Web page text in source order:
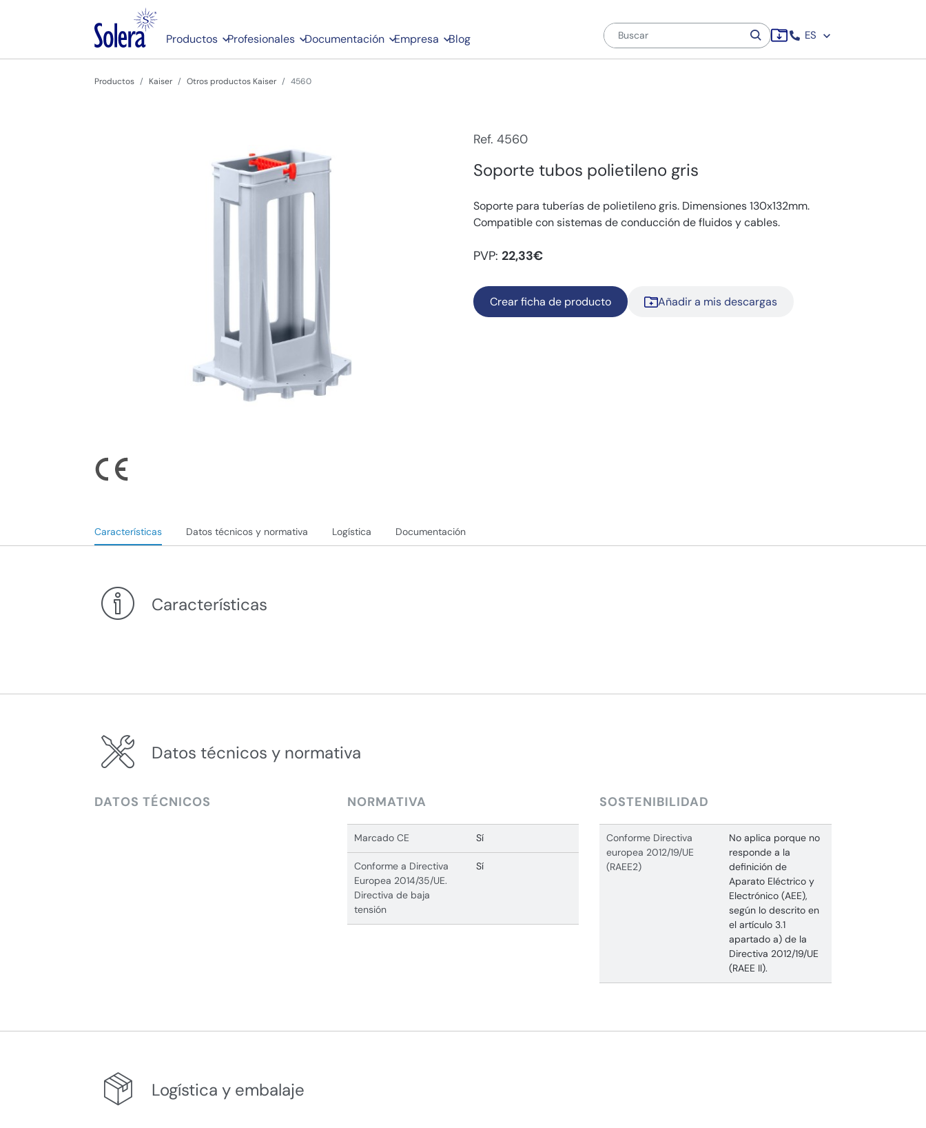
Productos Profesionales Documentación Empresa Blog ES
Productos Kaiser Otros productos Kaiser 4560
Ref. 4560
Soporte tubos polietileno gris
Soporte para tuberías de polietileno gris. Dimensiones 130x132mm.
Compatible con sistemas de conducción de fluidos y cables.
PVP: 22,33€
Crear ficha de producto Añadir a mis descargas
Características Datos técnicos y normativa Logística Documentación
Características
Datos técnicos y normativa
DATOS TÉCNICOS NORMATIVA
Marcado CE Sí
Conforme a Directiva
Europea 2014/35/UE.
Directiva de baja
tensión
Sí
SOSTENIBILIDAD
Conforme Directiva
europea 2012/19/UE
(RAEE2)
No aplica porque no
responde a la
definición de
Aparato Eléctrico y
Electrónico (AEE),
según lo descrito en
el artículo 3.1
apartado a) de la
Directiva 2012/19/UE
(RAEE II).
Logística y embalaje